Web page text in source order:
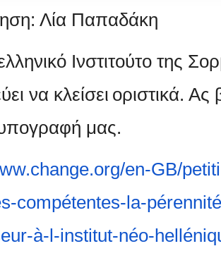
Λία Παπαδάκη
Ινστιτούτο της
να κλείσει οριστικά.
μας.
en-GB/
compétentes-la-
à-l-institut-néo-
0 χρήστες
Διδασκαλία της Ελληνικής ως
(Εξ Αποστάσεως) από το Παν/
Λευκωσίας σε συνεργασία με
το πιστοποιητικό επιπέδου Γ2
Πρώτο Διεθνές Συνέδριο
Νεοελληνικών Σπουδών
Τα διδακτικά εγχειρίδια
περισσότερα